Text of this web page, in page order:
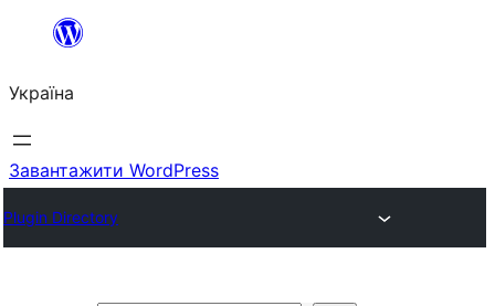
Перейти
вмісту
Україна
Завантажити WordPress
Plugin Directory